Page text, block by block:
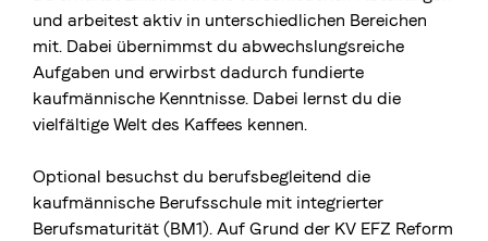
und arbeitest aktiv in unterschiedlichen Bereichen
mit. Dabei übernimmst du abwechslungsreiche
Aufgaben und erwirbst dadurch fundierte
kaufmännische Kenntnisse. Dabei lernst du die
vielfältige Welt des Kaffees kennen.
Optional besuchst du berufsbegleitend die
kaufmännische Berufsschule mit integrierter
Berufsmaturität (BM1). Auf Grund der KV EFZ Reform